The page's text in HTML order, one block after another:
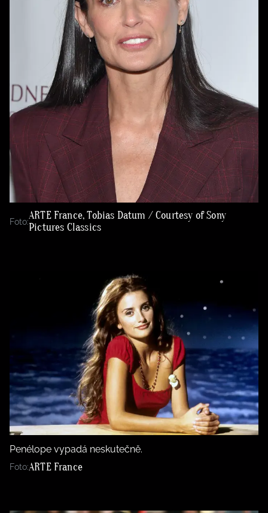
Foto:ARTE France, Tobias Datum / Courtesy of Sony
Pictures Classics
Penélope vypadá neskutečně.
Foto:ARTE France